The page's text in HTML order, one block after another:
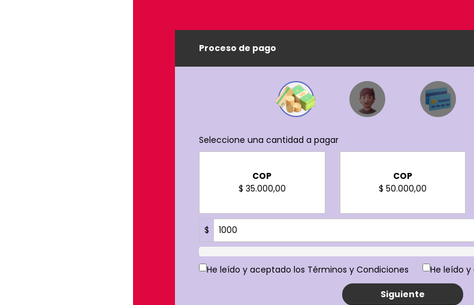
Proceso de pago
Seleccione una cantidad a pagar
COP
$ 35.000,00
COP
$ 50.000,00
$
He leído y aceptado los Términos y Condiciones He leído
Siguiente